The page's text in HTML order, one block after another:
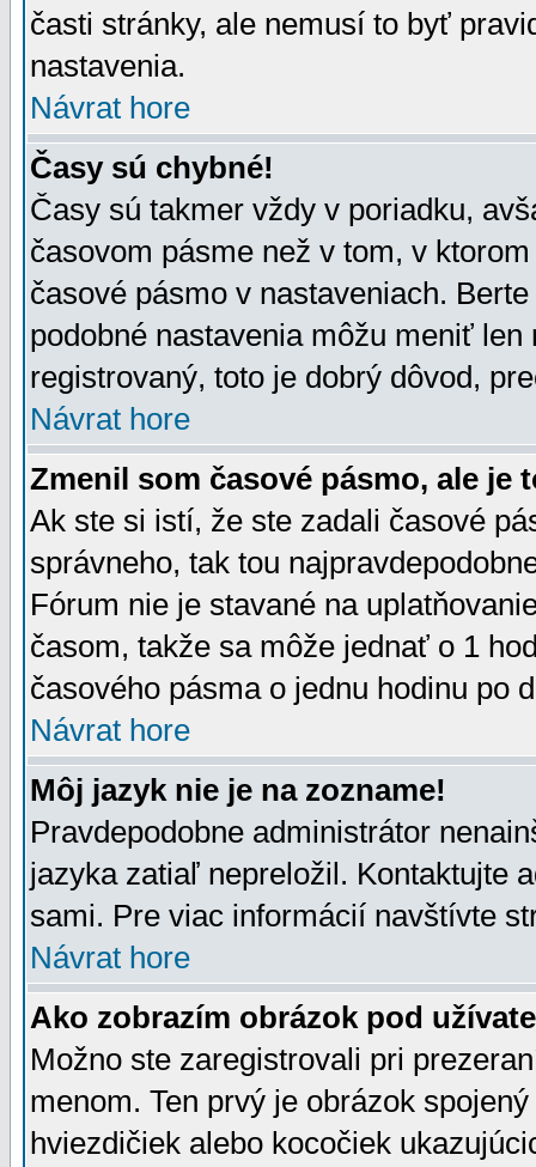
časti stránky, ale nemusí to byť
nastavenia.
Návrat hore
Časy sú chybné!
Časy sú takmer vždy v poriadku,
časovom pásme než v tom, v
časové pásmo v nastaveniach.
podobné nastavenia môžu meniť
registrovaný, toto je dobrý dôvod,
Návrat hore
Zmenil som časové pásmo, ale je
Ak ste si istí, že ste zadali časové
správneho, tak tou
Fórum nie je stavané na
časom, takže sa môže jednať o 1
časového pásma o jednu hodinu po
Návrat hore
Môj jazyk nie je na zozname!
Pravdepodobne administrátor
jazyka zatiaľ nepreložil. Kontaktujte
sami. Pre viac informácií navštívte
Návrat hore
Ako zobrazím obrázok pod
Možno ste zaregistrovali pri
menom. Ten prvý je obrázok
hviezdičiek alebo kocočiek